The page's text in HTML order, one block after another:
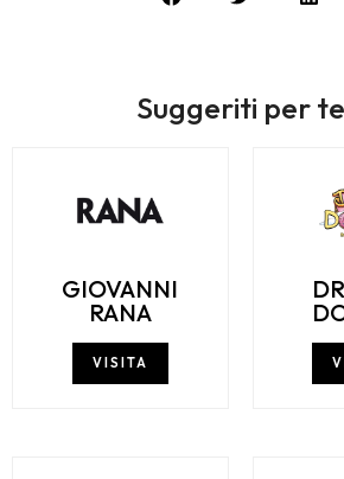
Suggeriti per te
GIOVANNI
RANA
VISITA